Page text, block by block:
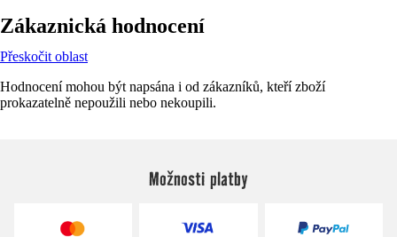
Zákaznická hodnocení
Přeskočit oblast
Hodnocení mohou být napsána i od zákazníků, kteří zboží
prokazatelně nepoužili nebo nekoupili.
Možnosti platby